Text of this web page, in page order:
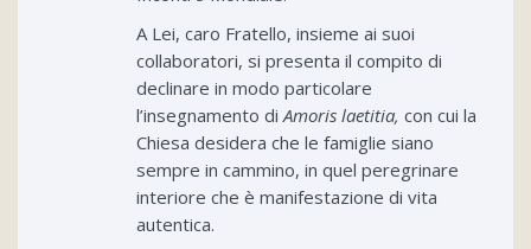
A Lei, caro Fratello, insieme ai suoi
collaboratori, si presenta il compito di
declinare in modo particolare
l’insegnamento di Amoris laetitia, con cui la
Chiesa desidera che le famiglie siano
sempre in cammino, in quel peregrinare
interiore che è manifestazione di vita
autentica.